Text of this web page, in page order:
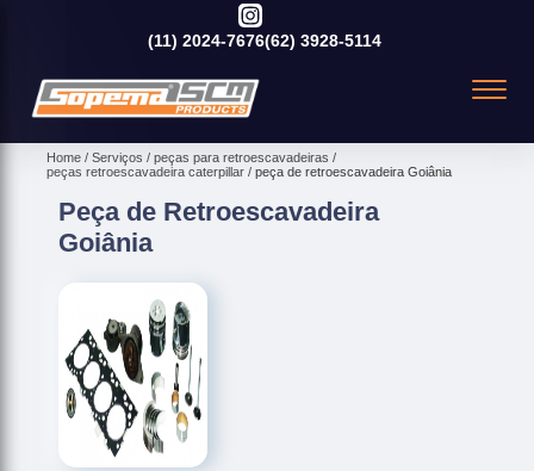
(11) 2024-7676(62) 3928-5114
Home Serviços
peças para retroescavadeiras
peças retroescavadeira caterpillar
peça de retroescavadeira Goiânia
Peça de Retroescavadeira
Goiânia